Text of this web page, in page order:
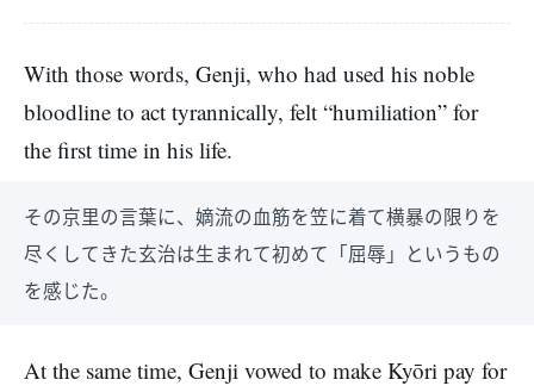
With those words, Genji, who had used his noble
bloodline to act tyrannically, felt “humiliation” for
the first time in his life.
その京里の言葉に、嫡流の血筋を笠に着て横暴の限りを
尽くしてきた玄治は生まれて初めて「屈辱」というもの
を感じた。
At the same time, Genji vowed to make Kyōri pay for